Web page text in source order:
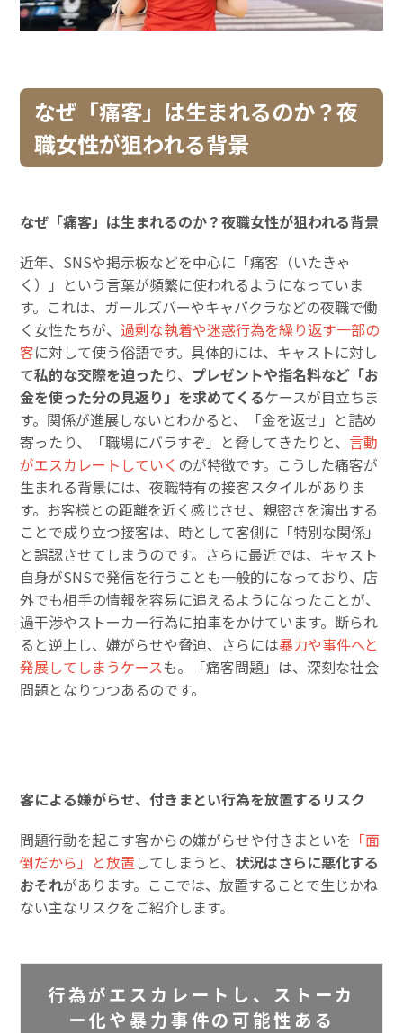
なぜ「痛客」は生まれるのか？夜
職女性が狙われる背景
なぜ「痛客」は生まれるのか？夜職女性が狙われる背景
近年、SNSや掲示板などを中心に「痛客（いたきゃ
く）」という言葉が頻繁に使われるようになっていま
す。これは、ガールズバーやキャバクラなどの夜職で働
く女性たちが、過剰な執着や迷惑行為を繰り返す一部の
客に対して使う俗語です。具体的には、キャストに対し
て私的な交際を迫った り、 プレゼントや指名料など「お
金を使った分の見返り」を求めてくるケースが目立ちま
す。関係が進展しないとわかると、「金を返せ」と詰め
寄ったり、「職場にバラすぞ」と脅してきたりと、言動
がエスカレートしていく のが特徴です。こうした痛客が
生まれる背景には、夜職特有の接客スタイルがありま
す。お客様との距離を近く感じさせ、親密さを演出する
ことで成り立つ接客は、時として客側に「特別な関係」
と誤認させてしまうのです。さらに最近では、キャスト
自身がSNSで発信を行うことも一般的になっており、店
外でも相手の情報を容易に追えるようになったことが、
過干渉やストーカー行為に拍車をかけています。断られ
ると逆上し、嫌がらせや脅迫、さらには暴力や事件へと
発展してしまうケースも。「痛客問題」は、深刻な社会
問題となりつつあるのです。
客による嫌がらせ、付きまとい行為を放置するリスク
問題行動を起こす客からの嫌がらせや付きまといを 「面
倒だから」と放置 してしまうと、 状況はさらに悪化する
おそれがあります。ここでは、放置することで生じかね
ない主なリスクをご紹介します。
行為がエスカレートし、ストーカ
ー化や暴力事件の可能性ある